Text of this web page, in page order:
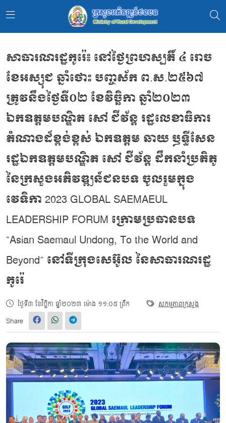
សាធារណរដ្ឋកូរ៉េ៖ នៅថ្ងៃព្រហស្បតិ៍ ៤ រោច
ខែអស្សុជ ឆ្នាំថោះ បញ្ចស័ក ព.ស.២៥៦៧
ត្រូវនឹងថ្ងៃទី០២ ខែវិច្ឆិកា ឆ្នាំ២០២៣
ឯកឧត្ដមបណ្ឌិត សៅ ជីវ័ន្ដ រដ្ឋលេខាធិការ
តំណាងដ៏ខ្ពង់ខ្ពស់ ឯកឧត្ដម ឆាយ ឫទ្ធីសែន
រដ្ឋឯកឧត្ដមបណ្ឌិត សៅ ជីវ័ន្ដ ដឹកនាំប្រតិភូ
នៃក្រសួងអភិវឌ្ឍន៍ជនបទ ចូលរួមក្នុង
វេទិកា 2023 GLOBAL SAEMAEUL
LEADERSHIP FORUM ក្រោមប្រធានបទ
“Asian Saemaul Undong, To the World and
Beyond” នៅទីក្រុងសេអ៊ូល នៃសាធារណរដ្ឋ
កូរ៉េ
ថ្ងៃទី៣ ខែវិច្ឆិកា ឆ្នាំ២០២៣ ម៉ោង ១១:០៥ ព្រឹក សកម្មភាពក្រសួង
Share